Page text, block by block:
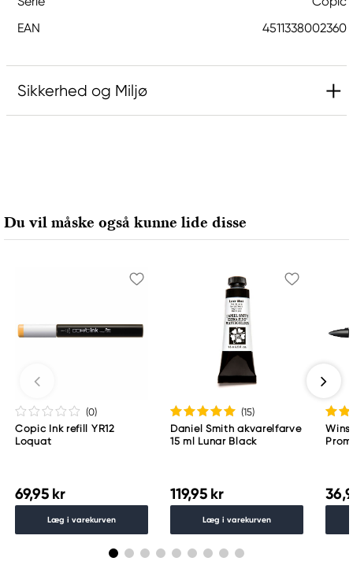
EAN
4511338002360
Sikkerhed og Miljø
65205 Wiesbaden, Germany
export@holtz-gmbh.de
Copic
Too Marker Products Inc.
Meguro Higashiyama Bldg., 1-4-4 Higashiyama,
Meguro-ku
www.toomarker.co.jp
Du vil måske også kunne lide disse
(0)
Copic Ink refill YR12
Loquat
69,95 kr
Læg i varekurven
(15)
Daniel Smith akvarelfarve
15 ml Lunar Black
119,95 kr
Læg i varekurven